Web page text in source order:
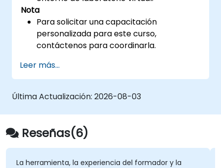
Nota
Para solicitar una capacitación
personalizada para este curso,
contáctenos para coordinarla.
Leer más...
Última Actualización: 2026-08-03
Reseñas(6)
La herramienta, la experiencia del formador y la